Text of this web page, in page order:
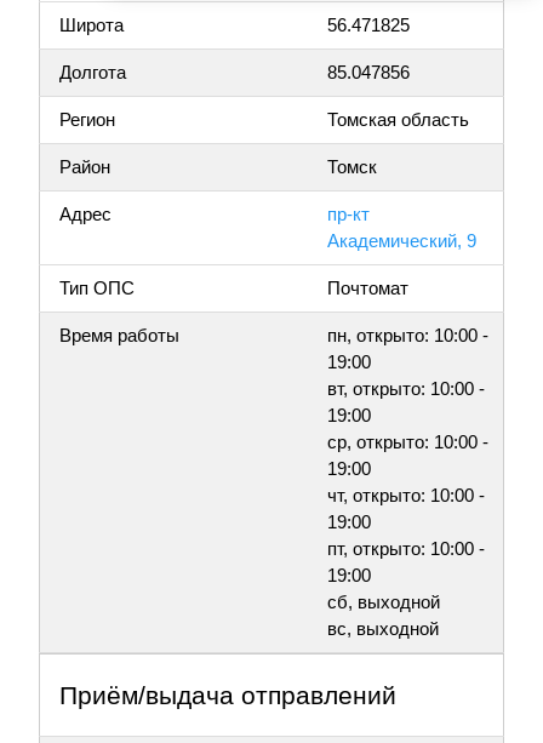
Широта 56.471825
Долгота 85.047856
Регион Томская область
Район Томск
Адрес
пр-кт
Академический, 9
Тип ОПС Почтомат
Время работы
пн, открыто: 10:00 -
19:00
вт, открыто: 10:00 -
19:00
ср, открыто: 10:00 -
19:00
чт, открыто: 10:00 -
19:00
пт, открыто: 10:00 -
19:00
сб, выходной
вс, выходной
Приём/выдача отправлений